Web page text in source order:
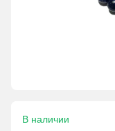
В наличии